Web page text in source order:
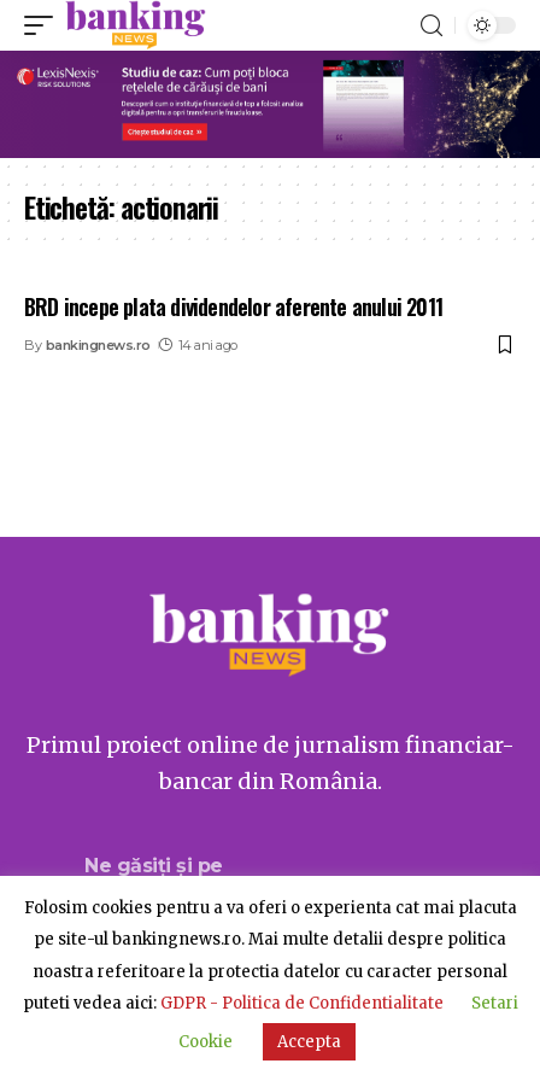
Etichetă:actionarii
BRD incepe plata dividendelor aferente anului 2011
By bankingnews.ro 14 ani ago
Primul proiect online de jurnalism financiar-
bancar din România.
Ne găsiți și pe
© BankingNews - Toate drepturile rezervate
Despre BankingNews Contact Publicitate
Folosim cookies pentru a va oferi o experienta cat mai placuta
pe site-ul bankingnews.ro. Mai multe detalii despre politica
noastra referitoare la protectia datelor cu caracter personal
puteti vedea aici: GDPR - Politica de Confidentialitate
Setari
Cookie
Accepta